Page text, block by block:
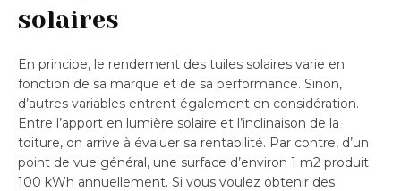
solaires
En principe, le rendement des tuiles solaires varie en
fonction de sa marque et de sa performance. Sinon,
d’autres variables entrent également en considération.
Entre l’apport en lumière solaire et l’inclinaison de la
toiture, on arrive à évaluer sa rentabilité. Par contre, d’un
point de vue général, une surface d’environ 1 m2 produit
100 kWh annuellement. Si vous voulez obtenir des